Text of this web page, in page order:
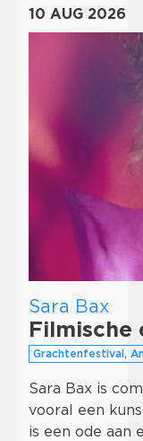
10 AUG 2026
Sara Bax
Filmische
Grachtenfestival,
Sara Bax is
vooral een
is een ode aan